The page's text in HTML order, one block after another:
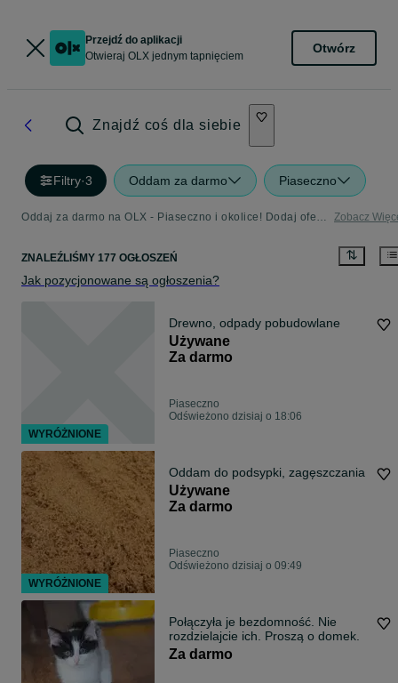
Przejdź do aplikacji
Otwieraj OLX jednym tapnięciem
Otwórz
Znajdź coś dla siebie
Filtry·3 Oddam za darmo Piaseczno
Oddaj za darmo na OLX - Piaseczno i okolice! Dodaj ofertę w kategorii Oddam za Darmo Zobacz
ZNALEŹLIŚMY 177 OGŁOSZEŃ
Jak pozycjonowane są ogłoszenia?
Drewno, odpady pobudowlane
Używane
Za darmo
Piaseczno
Odświeżono dzisiaj o 18:06
Oddam do podsypki, zagęszczania
Używane
Za darmo
Piaseczno
Odświeżono dzisiaj o 09:49
Połączyła je bezdomność. Nie
rozdzielajcie ich. Proszą o domek.
Za darmo
WYRÓŻNIONE
WYRÓŻNIONE